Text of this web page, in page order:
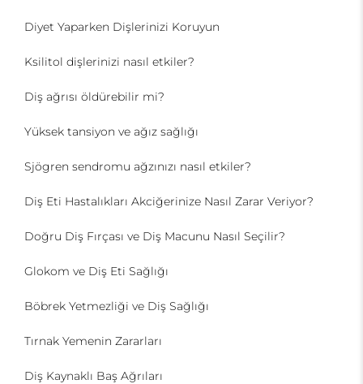
Diyet Yaparken Dişlerinizi Koruyun
Ksilitol dişlerinizi nasıl etkiler?
Diş ağrısı öldürebilir mi?
Yüksek tansiyon ve ağız sağlığı
Sjögren sendromu ağzınızı nasıl etkiler?
Diş Eti Hastalıkları Akciğerinize Nasıl Zarar Veriyor?
Doğru Diş Fırçası ve Diş Macunu Nasıl Seçilir?
Glokom ve Diş Eti Sağlığı
Böbrek Yetmezliği ve Diş Sağlığı
Tırnak Yemenin Zararları
Diş Kaynaklı Baş Ağrıları